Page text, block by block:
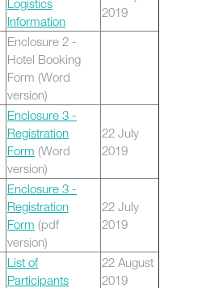
Logistics
Information
2019
Enclosure 2 -
Hotel Booking
Form (Word
version)
Enclosure 3 -
Registration
Form (Word
version)
22 July
2019
Enclosure 3 -
Registration
Form (pdf
version)
22 July
2019
List of
Participants
22 August
2019